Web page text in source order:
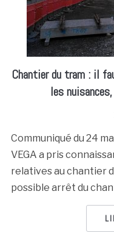
Chantier du tram : il
les
Communiqué du 24
VEGA a pris
relatives au chantier
possible arrêt du